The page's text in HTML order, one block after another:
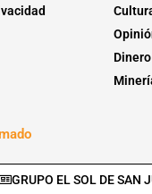
Dinero
GRUPO EL SOL DE SAN